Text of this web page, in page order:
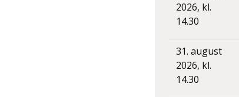
2026, kl.
14.30
31. august
2026, kl.
14.30